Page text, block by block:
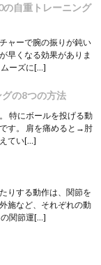
の自重トレーニング
ャーで腕の振りが鈍い
早くなる効果がありま
ーズに[…]
の8つの方法
特にボールを投げる動
す。 肩を痛めると→肘
てい[…]
りする動作は、関節を
施など、それぞれの動
の関節運[…]